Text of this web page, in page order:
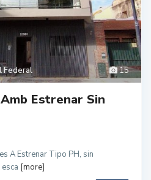
15
Federal
Estrenar Sin
A Estrenar Tipo PH, sin
[more]